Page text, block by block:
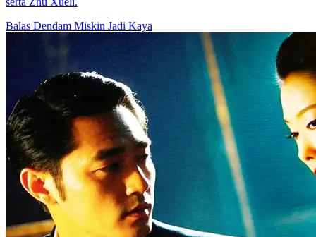
Balas Dendam Miskin Jadi Kaya